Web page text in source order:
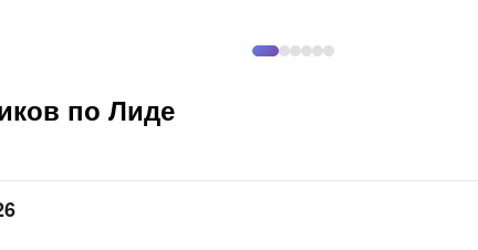
по Лиде